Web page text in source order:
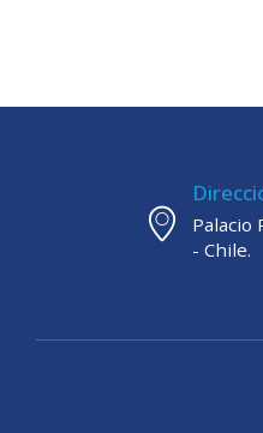
Palacio
- Chile.